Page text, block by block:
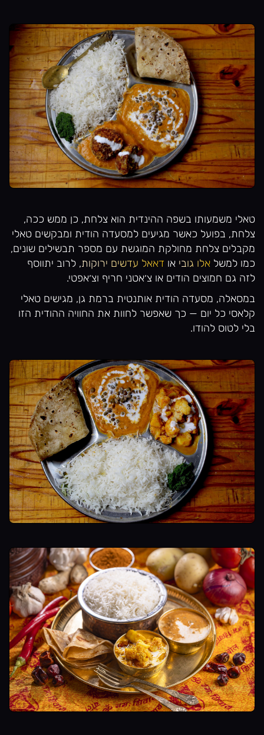
טאלי משמעותו בשפה ההינדית הוא צלחת, כן ממש ככה,
צלחת, בפועל כאשר מגיעים למסעדה הודית ומבקשים טאלי
מקבלים צלחת מחולקת המוגשת עם מספר תבשילים שונים,
כמו למשל אלו גובי או דאאל עדשים ירוקות, לרוב יתווסף
לזה גם חמוצים הודים או צ׳אטני חריף וצ׳אפטי.
במסאלה, מסעדה הודית אותנטית ברמת גן, מגישים טאלי
קלאסי כל יום — כך שאפשר לחוות את החוויה ההודית הזו
בלי לטוס להודו.